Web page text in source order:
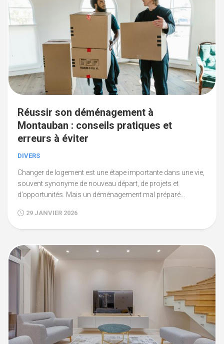
Réussir son déménagement à
Montauban : conseils pratiques et
erreurs à éviter
DIVERS
Changer de logement est une étape importante dans une vie,
souvent synonyme de nouveau départ, de projets et
d’opportunités. Mais un déménagement mal préparé...
29 JANVIER 2026